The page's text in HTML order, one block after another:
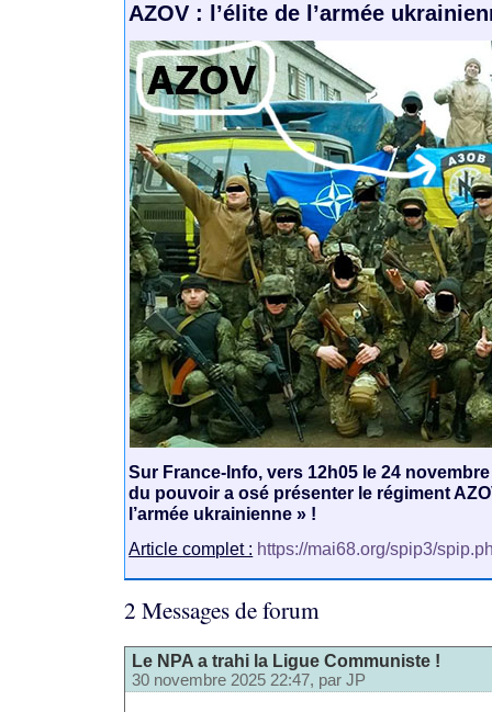
AZOV : l’élite de l’armée
Sur France-Info, vers 12h05 le 24
du pouvoir a osé présenter le régiment
l’armée ukrainienne » !
Article complet : https://mai68.org/spip3/
2 Messages de forum
Le NPA a trahi la Ligue Communiste !
30 novembre 2025 22:47, par JP